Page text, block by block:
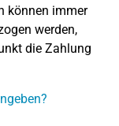
können immer
werden,
die Zahlung